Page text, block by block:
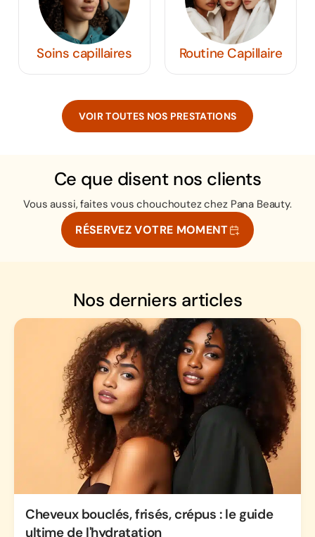
Routine Capillaire Coiffure Homme
VOIR TOUTES NOS PRESTATIONS
Ce que disent nos clients
Vous aussi, faites vous chouchoutez chez Pana Beauty.
RÉSERVEZ VOTRE MOMENT
Nos derniers articles
Cheveux bouclés, frisés, crépus : le guide
ultime de l'hydratation